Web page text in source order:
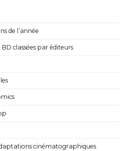
de l’année
classées par éditeurs
cinématographiques